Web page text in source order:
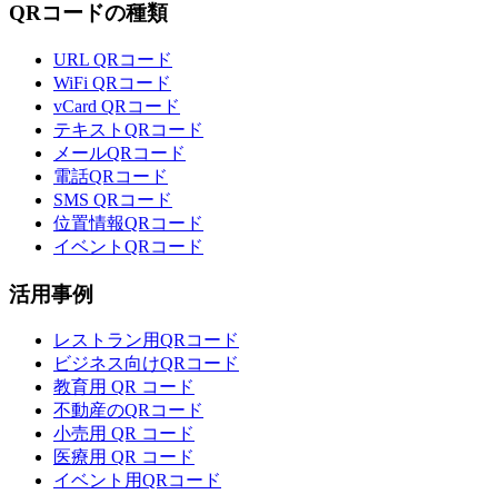
QRコードの種類
URL QRコード
WiFi QRコード
vCard QRコード
テキストQRコード
メールQRコード
電話QRコード
SMS QRコード
位置情報QRコード
イベントQRコード
活用事例
レストラン用QRコード
ビジネス向けQRコード
教育用 QR コード
不動産のQRコード
小売用 QR コード
医療用 QR コード
イベント用QRコード